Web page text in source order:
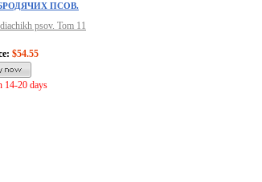
ПСОВ.
psov. Tom 11
$54.55
14-20 days